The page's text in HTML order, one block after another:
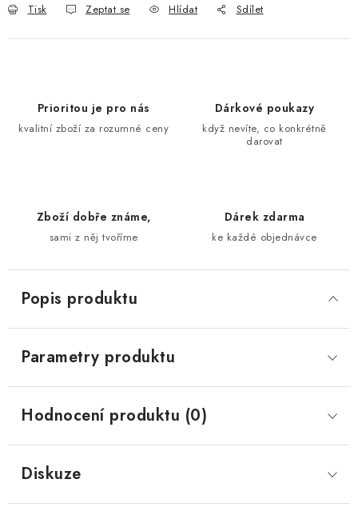
Tisk Zeptat se Hlídat Sdílet
Prioritou je pro nás
kvalitní zboží za rozumné ceny
Dárkové poukazy
když nevíte, co konkrétně
darovat
Zboží dobře známe,
sami z něj tvoříme
Dárek zdarma
ke každé objednávce
Popis produktu
Parametry produktu
Hodnocení produktu (0)
Diskuze